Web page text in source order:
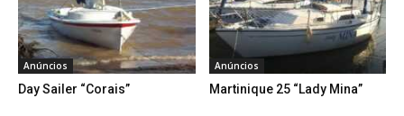
Anúncios
Day Sailer “Corais”
Anúncios
Martinique 25 “Lady Mina”